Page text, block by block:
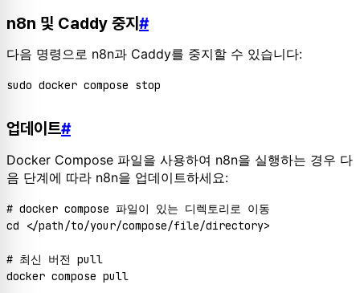
n8n 및 Caddy 중지 #
다음 명령으로 n8n과 Caddy를 중지할 수 있습니다:
업데이트#
Docker Compose 파일을 사용하여 n8n을 실행하는 경우 다
음 단계에 따라 n8n을 업데이트하세요:
# docker compose 파일이 있는 디렉토리로 이동
cd </path/to/your/compose/file/directory>
# 최신 버전 pull
docker compose pull